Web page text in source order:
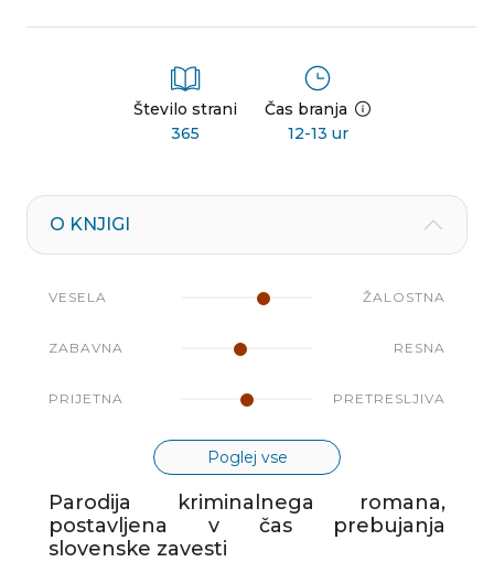
Število strani
365
Čas branja
12-13 ur
O KNJIGI
VESELA ŽALOSTNA
ZABAVNA RESNA
PRIJETNA PRETRESLJIVA
Poglej vse
Parodija kriminalnega romana,
postavljena v čas prebujanja
slovenske zavesti